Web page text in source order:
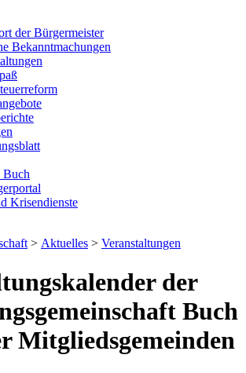
der Bürgermeister
Bekanntmachungen
Buch
Krisendienste
> Aktuelles > Veranstaltungen
der
Buch
Mitgliedsgemeinden